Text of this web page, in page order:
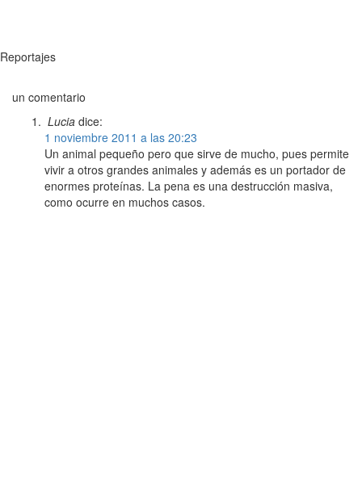
Reportajes
un comentario
Lucia dice:
1 noviembre 2011 a las 20:23
Un animal pequeño pero que sirve de mucho, pues permite
vivir a otros grandes animales y además es un portador de
enormes proteínas. La pena es una destrucción masiva,
como ocurre en muchos casos.